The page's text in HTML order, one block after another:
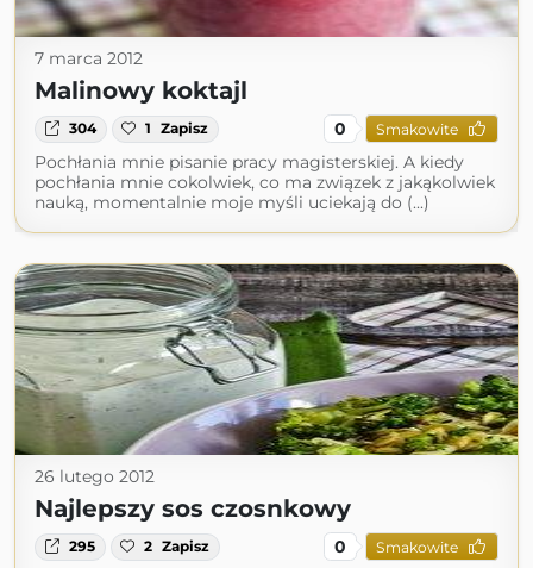
7 marca 2012
Malinowy koktajl
304 1 Zapisz 0 Smakowite
Pochłania mnie pisanie pracy magisterskiej. A kiedy
pochłania mnie cokolwiek, co ma związek z jakąkolwiek
nauką, momentalnie moje myśli uciekają do (...)
26 lutego 2012
Najlepszy sos czosnkowy
295 2 Zapisz 0 Smakowite